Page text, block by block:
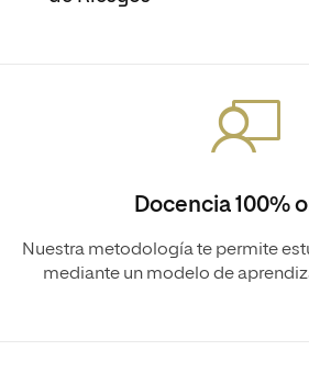
Docencia 100%
Nuestra metodología te permite
mediante un modelo de